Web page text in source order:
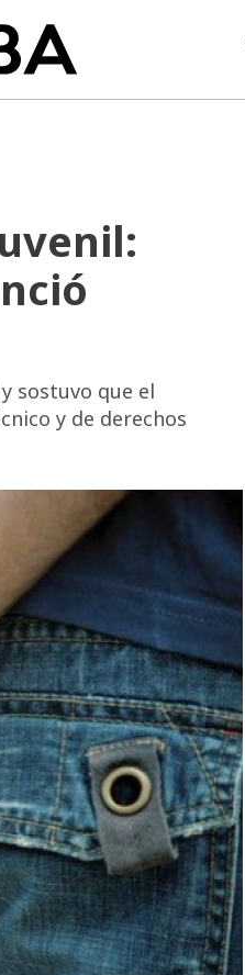
sostuvo que el
y de derechos